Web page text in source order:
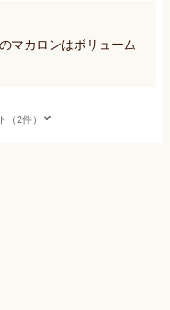
マカロンはボリューム
（2件）